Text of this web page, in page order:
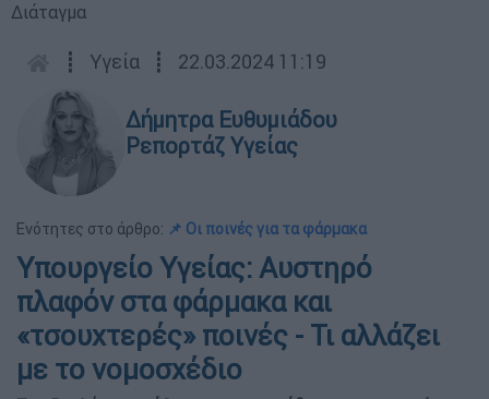
Διάταγμα
┋ Υγεία ┋ 22.03.2024 11:19
Δήμητρα Ευθυμιάδου
Ρεπορτάζ Υγείας
Ενότητες στο άρθρο: 📌 Οι ποινές για τα φάρμακα
Υπουργείο Υγείας: Αυστηρό
πλαφόν στα φάρμακα και
«τσουχτερές» ποινές - Τι αλλάζει
με το νομοσχέδιο